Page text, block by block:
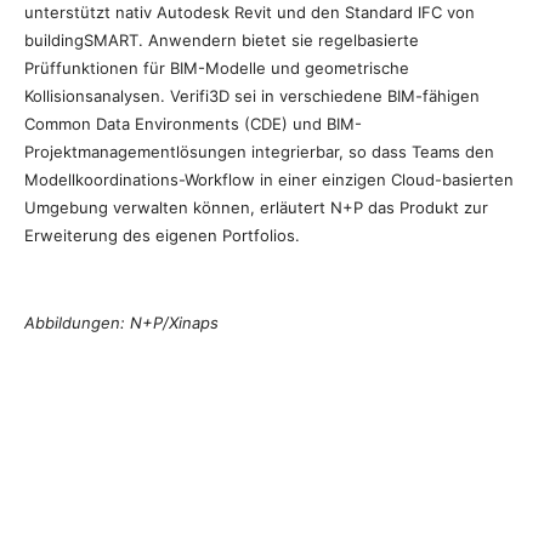
unterstützt nativ Autodesk Revit und den Standard IFC von
buildingSMART. Anwendern bietet sie regelbasierte
Prüffunktionen für BIM-Modelle und geometrische
Kollisionsanalysen. Verifi3D sei in verschiedene BIM-fähigen
Common Data Environments (CDE) und BIM-
Projektmanagementlösungen integrierbar, so dass Teams den
Modellkoordinations-Workflow in einer einzigen Cloud-basierten
Umgebung verwalten können, erläutert N+P das Produkt zur
Erweiterung des eigenen Portfolios.
Abbildungen: N+P/Xinaps